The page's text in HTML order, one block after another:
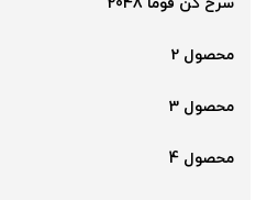
محصول 2
محصول 3
محصول 4